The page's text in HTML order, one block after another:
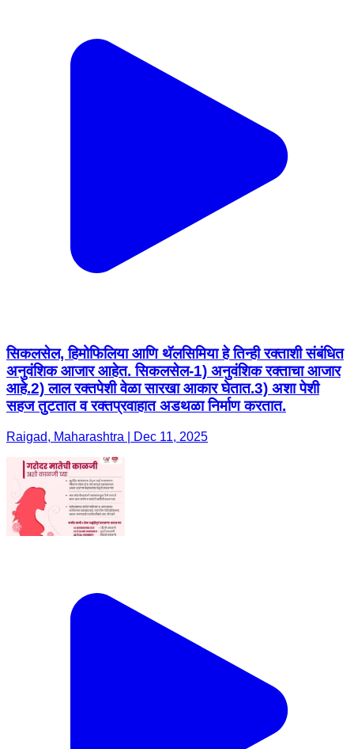
सिकलसेल, हिमोफिलिया आणि थॅलसिमिया हे तिन्ही रक्ताशी संबंधित
अनुवंशिक आजार आहेत. सिकलसेल-1) अनुवंशिक रक्ताचा आजार
आहे.2) लाल रक्तपेशी वेळा सारखा आकार घेतात.3) अशा पेशी
सहज तुटतात व रक्तप्रवाहात अडथळा निर्माण करतात.
Raigad, Maharashtra | Dec 11, 2025